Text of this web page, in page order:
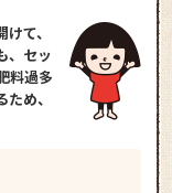
て、
、セッ
料過多
め、